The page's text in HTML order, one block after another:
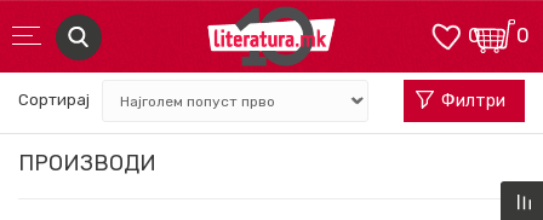
0
0
ПРОИЗВОДИ
Сортирај Филтри